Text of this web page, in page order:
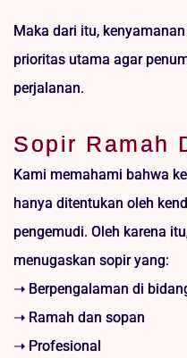
Maka dari itu,
prioritas utama agar
perjalanan.
Sopir Ramah
Kami memahami bahwa
hanya ditentukan oleh
pengemudi. Oleh karena
menugaskan sopir yang:
➝ Berpengalaman di
➝ Ramah dan sopan
➝ Profesional